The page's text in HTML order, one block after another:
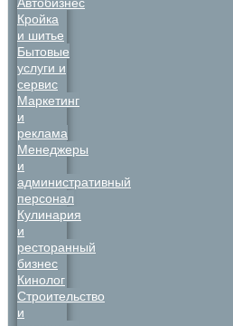
Кройка
и шитье
Бытовые
услуги и
сервис
Маркетинг
и
реклама
Менеджеры
и
административный
персонал
Кулинария
и
ресторанный
бизнес
Кинолог
Строительство
и